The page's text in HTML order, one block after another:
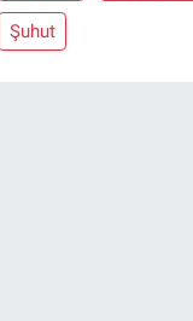
Şuhut